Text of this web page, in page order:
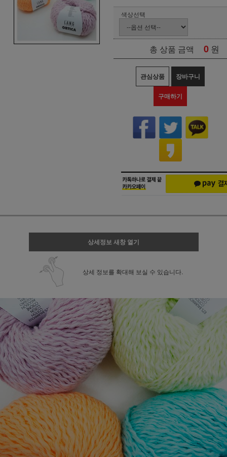
색상선택
총 상품 금액 0 원
관심상품 장바구니
구매하기
상세정보 새창 열기
상세 정보를 확대해 보실 수 있습니다.